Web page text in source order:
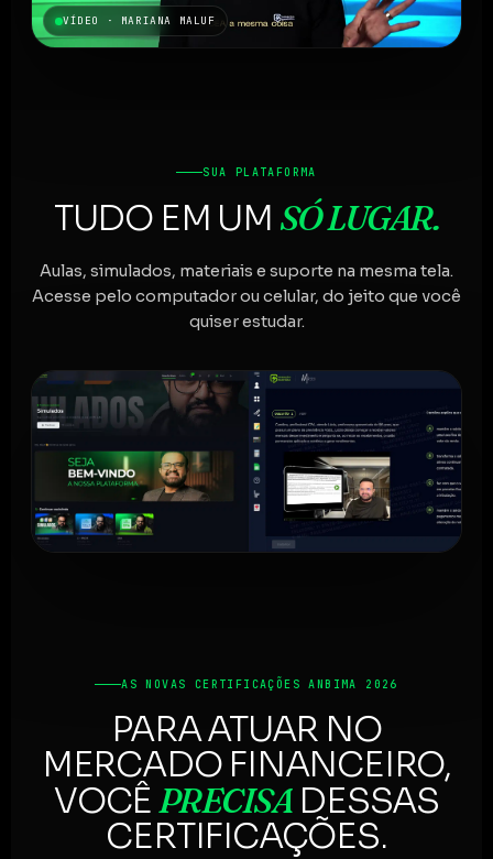
VÍDEO · MARIANA MALUF
SUA PLATAFORMA
TUDO EM UM SÓ LUGAR.
Aulas, simulados, materiais e suporte na mesma tela.
Acesse pelo computador ou celular, do jeito que você
quiser estudar.
AS NOVAS CERTIFICAÇÕES ANBIMA 2026
PARA ATUAR NO
MERCADO FINANCEIRO,
VOCÊPRECISADESSAS
CERTIFICAÇÕES.